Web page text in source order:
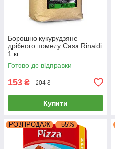
Борошно кукурудзяне
дрібного помелу Casa Rinaldi
1 кг
Готово до відправки
153 ₴ 204 ₴
Купити
РОЗПРОДАЖ –55%